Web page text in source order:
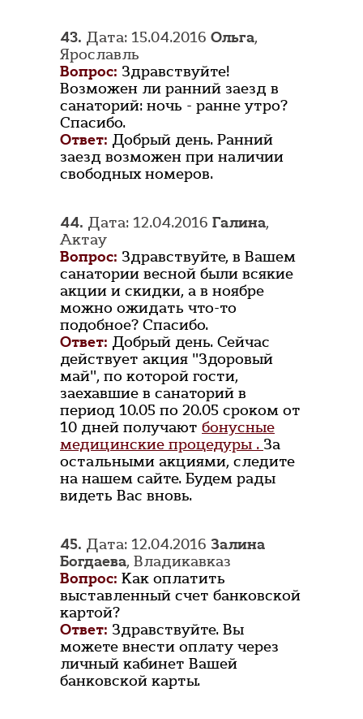
43. Дата: 15.04.2016 Ольга,
Ярославль
Вопрос: Здравствуйте!
Возможен ли ранний заезд в
санаторий: ночь - ранне утро?
Спасибо.
Ответ: Добрый день. Ранний
заезд возможен при наличии
свободных номеров.
44. Дата: 12.04.2016 Галина,
Актау
Вопрос: Здравствуйте, в Вашем
санатории весной были всякие
акции и скидки, а в ноябре
можно ожидать что-то
подобное? Спасибо.
Ответ: Добрый день. Сейчас
действует акция "Здоровый
май", по которой гости,
заехавшие в санаторий в
период 10.05 по 20.05 сроком от
10 дней получают бонусные
медицинские процедуры . За
остальными акциями, следите
на нашем сайте. Будем рады
видеть Вас вновь.
45. Дата: 12.04.2016 Залина
Богдаева, Владикавказ
Вопрос: Как оплатить
выставленный счет банковской
картой?
Ответ: Здравствуйте. Вы
можете внести оплату через
личный кабинет Вашей
банковской карты.